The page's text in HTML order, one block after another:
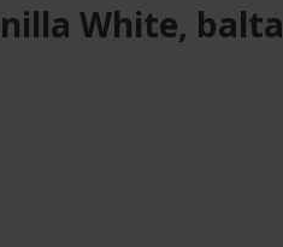
White, balta